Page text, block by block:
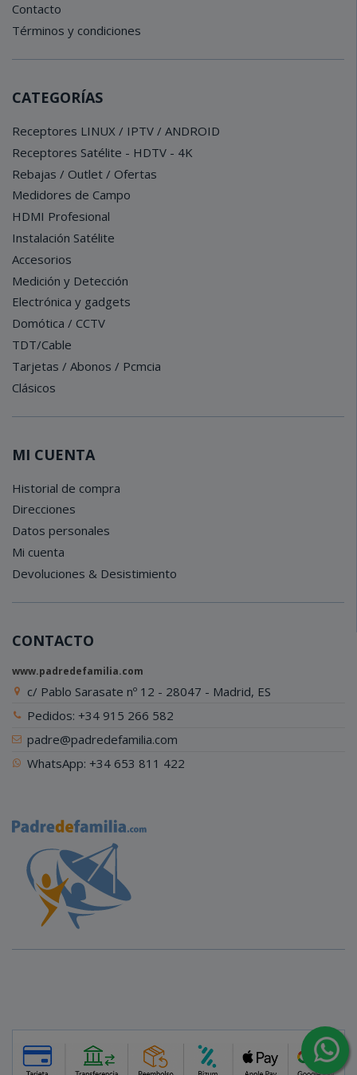
Contacto
Términos y condiciones
CATEGORÍAS
Receptores LINUX / IPTV / ANDROID
Receptores Satélite - HDTV - 4K
Rebajas / Outlet / Ofertas
Medidores de Campo
HDMI Profesional
Instalación Satélite
Accesorios
Medición y Detección
Electrónica y gadgets
Domótica / CCTV
TDT/Cable
Tarjetas / Abonos / Pcmcia
Clásicos
MI CUENTA
Historial de compra
Direcciones
Datos personales
Mi cuenta
Devoluciones & Desistimiento
CONTACTO
www.padredefamilia.com
c/ Pablo Sarasate nº 12 - 28047 - Madrid, ES
Pedidos: +34 915 266 582
padre@padredefamilia.com
WhatsApp: +34 653 811 422